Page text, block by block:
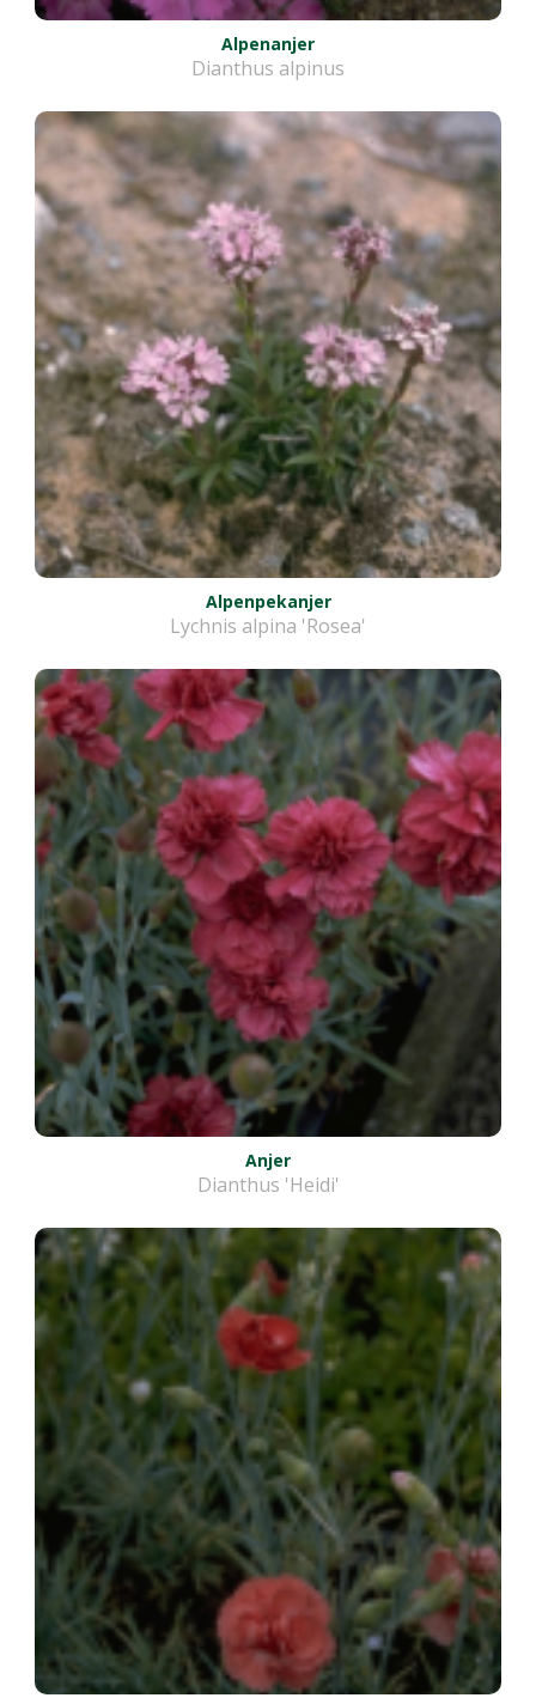
Alpenanjer
Dianthus alpinus
Alpenpekanjer
Lychnis alpina 'Rosea'
Anjer
Dianthus 'Heidi'